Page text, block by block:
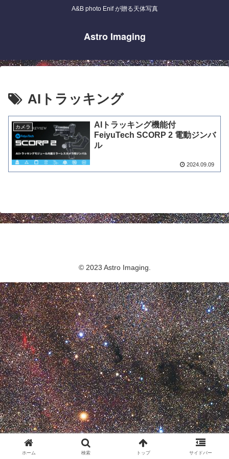
A&B photo Enif が贈る天体写真
Astro Imaging
AIトラッキング
カメラ
AIトラッキング機能付
FeiyuTech SCORP 2 電動ジンバ
ル
2024.09.09
© 2023 Astro Imaging.
ホーム 検索 トップ サイドバー